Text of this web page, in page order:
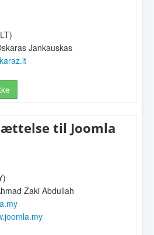
Jankauskas
til Joomla
Zaki Abdullah